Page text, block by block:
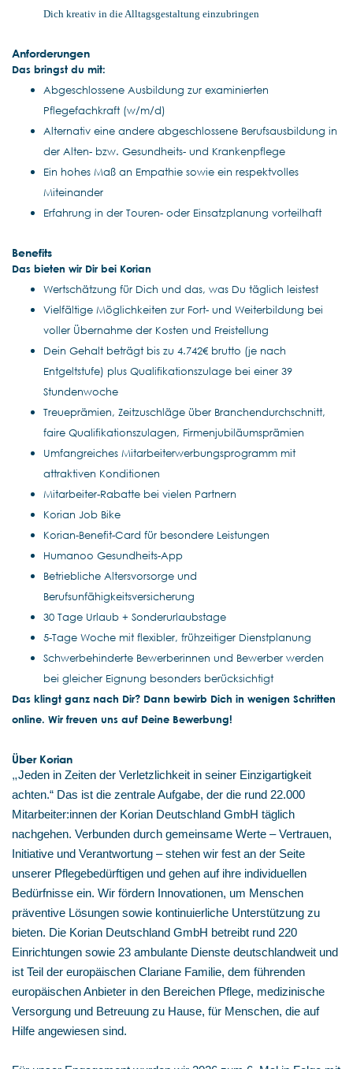
Dich kreativ in die Alltagsgestaltung einzubringen
Anforderungen
Das bringst du mit:
Abgeschlossene Ausbildung zur examinierten
Pflegefachkraft (w/m/d)
Alternativ eine andere abgeschlossene Berufsausbildung in
der Alten- bzw. Gesundheits- und Krankenpflege
Ein hohes Maß an Empathie sowie ein respektvolles
Miteinander
Erfahrung in der Touren- oder Einsatzplanung vorteilhaft
Benefits
Das bieten wir Dir bei Korian
Wertschätzung für Dich und das, was Du täglich leistest
Vielfältige Möglichkeiten zur Fort- und Weiterbildung bei
voller Übernahme der Kosten und Freistellung
Dein Gehalt beträgt bis zu 4.742€ brutto (je nach
Entgeltstufe) plus Qualifikationszulage bei einer 39
Stundenwoche
Treueprämien, Zeitzuschläge über Branchendurchschnitt,
faire Qualifikationszulagen, Firmenjubiläumsprämien
Umfangreiches Mitarbeiterwerbungsprogramm mit
attraktiven Konditionen
Mitarbeiter-Rabatte bei vielen Partnern
Korian Job Bike
Korian-Benefit-Card für besondere Leistungen
Humanoo Gesundheits-App
Betriebliche Altersvorsorge und
Berufsunfähigkeitsversicherung
30 Tage Urlaub + Sonderurlaubstage
5-Tage Woche mit flexibler, frühzeitiger Dienstplanung
Schwerbehinderte Bewerberinnen und Bewerber werden
bei gleicher Eignung besonders berücksichtigt
Das klingt ganz nach Dir? Dann bewirb Dich in wenigen Schritten
online. Wir freuen uns auf Deine Bewerbung!
Über Korian
„Jeden in Zeiten der Verletzlichkeit in seiner Einzigartigkeit
achten.“ Das ist die zentrale Aufgabe, der die rund 22.000
Mitarbeiter:innen der Korian Deutschland GmbH täglich
nachgehen. Verbunden durch gemeinsame Werte – Vertrauen,
Initiative und Verantwortung – stehen wir fest an der Seite
unserer Pflegebedürftigen und gehen auf ihre individuellen
Bedürfnisse ein. Wir fördern Innovationen, um Menschen
präventive Lösungen sowie kontinuierliche Unterstützung zu
bieten. Die Korian Deutschland GmbH betreibt rund 220
Einrichtungen sowie 23 ambulante Dienste deutschlandweit und
ist Teil der europäischen Clariane Familie, dem führenden
europäischen Anbieter in den Bereichen Pflege, medizinische
Versorgung und Betreuung zu Hause, für Menschen, die auf
Hilfe angewiesen sind.